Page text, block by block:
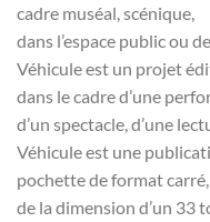
cadre muséal, scénique,
dans l’espace public ou
Véhicule est un projet
dans le cadre d’une
d’un spectacle, d’une
Véhicule est une
pochette de format carré,
de la dimension d’un 33